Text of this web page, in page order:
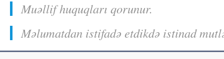
Muəllif huquqları qorunur.
Məlumatdan istifadə etdikdə istinad